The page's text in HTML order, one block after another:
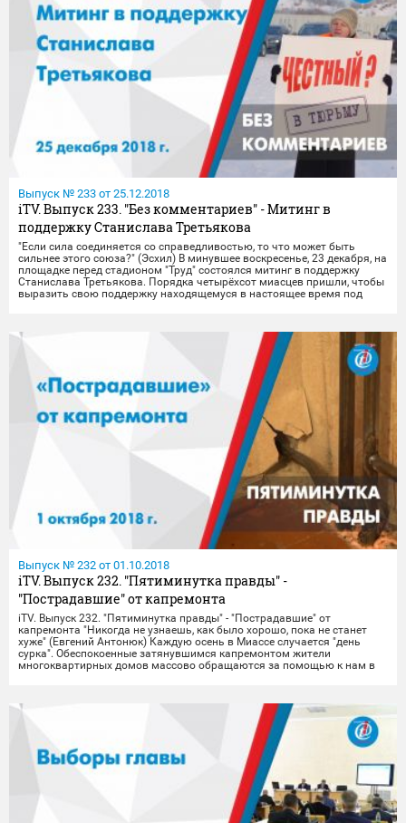
Выпуск № 233 от 25.12.2018
iTV. Выпуск 233. "Без комментариев" - Митинг в
поддержку Станислава Третьякова
"Если сила соединяется со справедливостью, то что может быть
сильнее этого союза?" (Эсхил) В минувшее воскресенье, 23 декабря, на
площадке перед стадионом "Труд" состоялся митинг в поддержку
Станислава Третьякова. Порядка четырёхсот миасцев пришли, чтобы
выразить свою поддержку находящемуся в настоящее время под
пожалуй, самое яркое свидетельство актуальности проблемы! На
Выпуск № 232 от 01.10.2018
iTV. Выпуск 232. "Пятиминутка правды" -
"Пострадавшие" от капремонта
iTV. Выпуск 232. "Пятиминутка правды" - "Пострадавшие" от
капремонта "Никогда не узнаешь, как было хорошо, пока не станет
хуже" (Евгений Антонюк) Каждую осень в Миассе случается "день
сурка". Обеспокоенные затянувшимся капремонтом жители
многоквартирных домов массово обращаются за помощью к нам в
истории не только повторяются, но и обретают новый поворот. Так, в
связи с заменой систем тепло- и водоснабжения ряд миасцев может
остаться без тепла. Ремонтные работы в многоэта